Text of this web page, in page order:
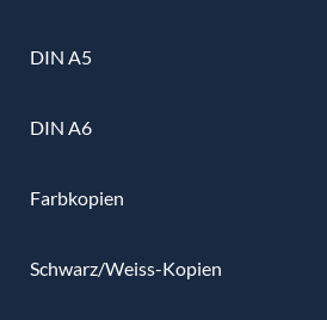
DIN A5
DIN A6
Farbkopien
Schwarz/Weiss-Kopien